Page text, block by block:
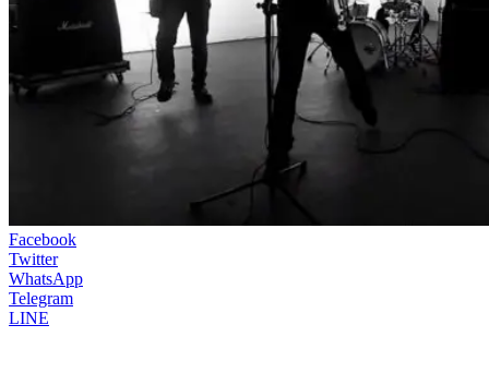
Facebook
Twitter
WhatsApp
Telegram
LINE